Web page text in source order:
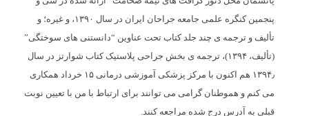
پنجمین کنگره علمی جامعه جراحان ایران در سال ۱۳۹۰، و غیره؛ و
تألیف و ترجمه ی چند جلد کتاب تحت عناوین “دانستنی های سوختگی”
(تألیف، ۱۳۹۴)، ترجمه ی بخش جراحی پلاستیک کتاب شوارتز در سال
۱۳۹۴٫ هم اکنون با مرکز پزشکی آموزشی درمانی ١۵ خرداد همکاری
می کنم و هموطنان گرامی می توانند برای ارتباط با من با تعیین نوبت
قبلی به آدرس درج شده مراجعه کنند.